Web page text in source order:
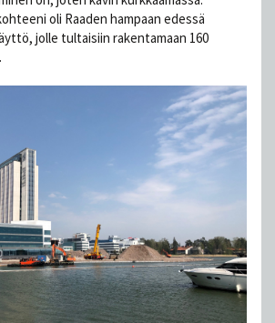
oli Raaden hampaan edessä
jolle tultaisiin rakentamaan 160